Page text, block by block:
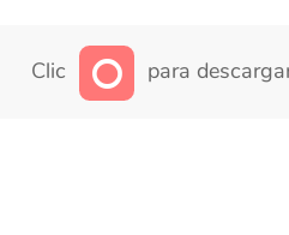
Clic para